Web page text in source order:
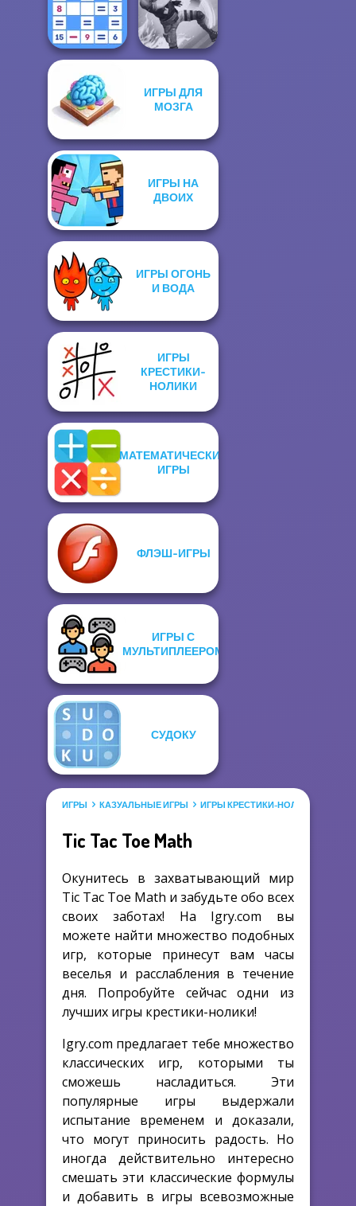
Ultimate Flying
Car
Roshambo
Mathematical
Crossword
ИГРЫ ДЛЯ
МОЗГА
ИГРЫ НА
ДВОИХ
ИГРЫ ОГОНЬ
И ВОДА
ИГРЫ
КРЕСТИКИ-
НОЛИКИ
МАТЕМАТИЧЕСКИЕ
ИГРЫ
ФЛЭШ-ИГРЫ
ИГРЫ С
МУЛЬТИПЛЕЕРОМ
СУДОКУ
ИГРЫ КАЗУАЛЬНЫЕ ИГРЫ ИГРЫ КРЕСТИКИ-НОЛИКИ
Tic Tac Toe Math
Окунитесь в захватывающий мир
Tic Tac Toe Math и забудьте обо всех
своих заботах! На Igry.com вы
можете найти множество подобных
игр, которые принесут вам часы
веселья и расслабления в течение
дня. Попробуйте сейчас одни из
лучших игры крестики-нолики!
Igry.com предлагает тебе множество
классических игр, которыми ты
сможешь насладиться. Эти
популярные игры выдержали
испытание временем и доказали,
что могут приносить радость. Но
иногда действительно интересно
смешать эти классические формулы
и добавить в игры всевозможные